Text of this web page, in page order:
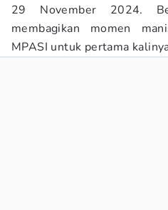
29 November 2024.
membagikan momen
MPASI untuk pertama